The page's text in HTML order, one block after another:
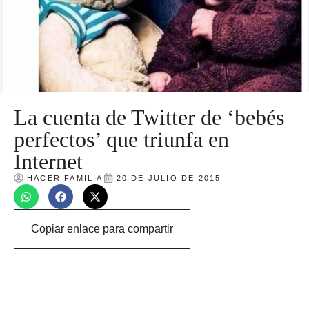
La cuenta de Twitter de ‘bebés
perfectos’ que triunfa en
Internet
HACER FAMILIA 20 DE JULIO DE 2015
Copiar enlace para compartir